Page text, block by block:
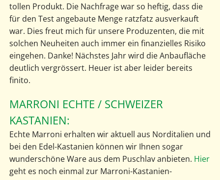
tollen Produkt. Die Nachfrage war so heftig, dass die
für den Test angebaute Menge ratzfatz ausverkauft
war. Dies freut mich für unsere Produzenten, die mit
solchen Neuheiten auch immer ein finanzielles Risiko
eingehen. Danke! Nächstes Jahr wird die Anbaufläche
deutlich vergrössert. Heuer ist aber leider bereits
finito.
MARRONI ECHTE / SCHWEIZER
KASTANIEN:
Echte Marroni erhalten wir aktuell aus Norditalien und
bei den Edel-Kastanien können wir Ihnen sogar
wunderschöne Ware aus dem Puschlav anbieten. Hier
geht es noch einmal zur Marroni-Kastanien-